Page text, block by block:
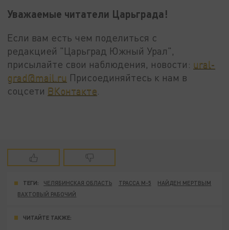
Уважаемые читатели Царьграда!
Если вам есть чем поделиться с
редакцией "Царьград Южный Урал",
присылайте свои наблюдения, новости: ural-
grad@mail.ru Присоединяйтесь к нам в
соцсети ВКонтакте
ТЕГИ: ЧЕЛЯБИНСКАЯ ОБЛАСТЬ ТРАССА М-5
НАЙДЕН МЕРТВЫМ
ВАХТОВЫЙ РАБОЧИЙ
ЧИТАЙТЕ ТАКЖЕ: